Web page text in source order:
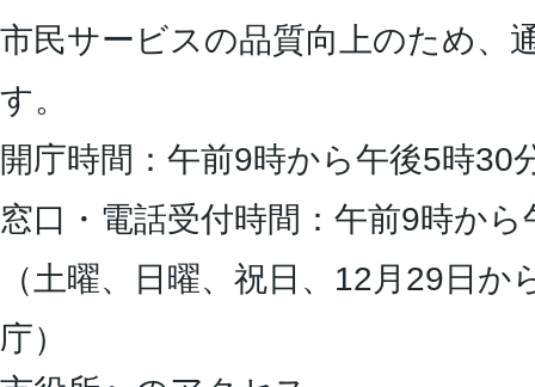
市民サービスの品質向上のため、
す。
開庁時間：午前9時から午後5時30
窓口・電話受付時間：午前9時か
（土曜、日曜、祝日、12月29日
庁）